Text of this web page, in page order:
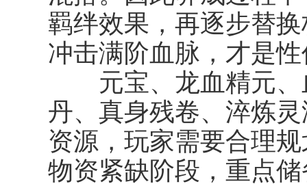
羁绊效果，再逐步替
冲击满阶血脉，才是
元宝、龙血精元、
丹、真身残卷、淬炼
资源，玩家需要合理
物资紧缺阶段，重点